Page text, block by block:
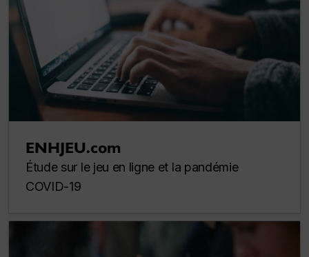
ENHJEU.com
Étude sur le jeu en ligne et la pandémie
COVID-19